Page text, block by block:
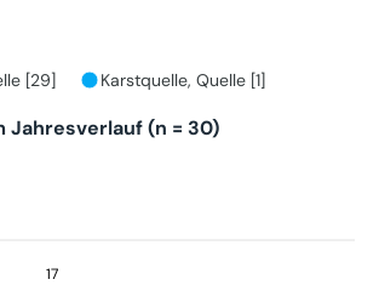
[29] Karstquelle, Quelle [1]
Jahresverlauf (n = 30)
17